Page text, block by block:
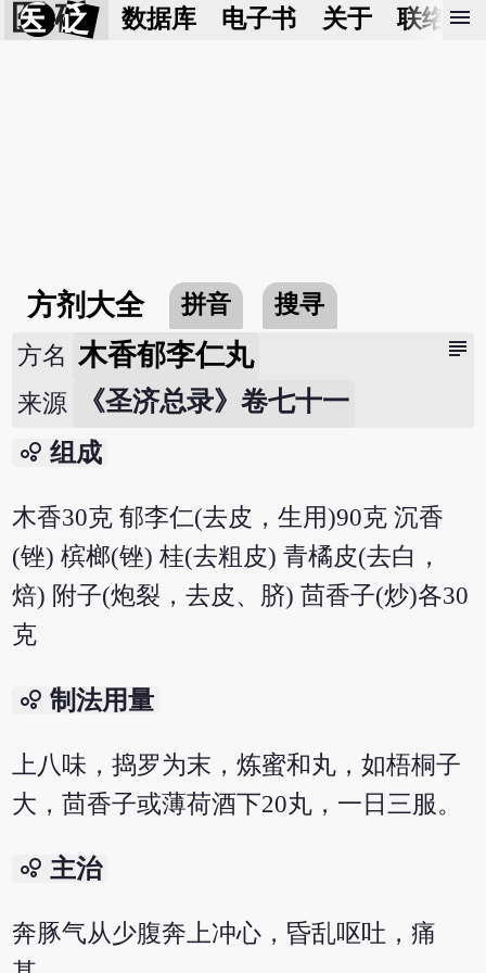
医 砭 数据库 电子书 关于 联络我
menu
方剂大全 拼音 搜寻
subject
方名 木香郁李仁丸
来源 《圣济总录》卷七十一
bubble_chart 组成
木香30克 郁李仁(去皮，生用)90克 沉香
(锉) 槟榔(锉) 桂(去粗皮) 青橘皮(去白，
焙) 附子(炮裂，去皮、脐) 茴香子(炒)各30
克
bubble_chart 制法用量
上八味，捣罗为末，炼蜜和丸，如梧桐子
大，茴香子或薄荷酒下20丸，一日三服。
bubble_chart 主治
奔豚气从少腹奔上冲心，昏乱呕吐，痛